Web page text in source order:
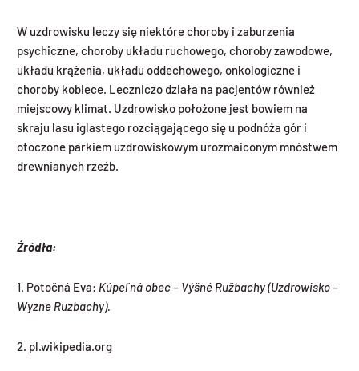
W uzdrowisku leczy się niektóre choroby i zaburzenia
psychiczne, choroby układu ruchowego, choroby zawodowe,
układu krążenia, układu oddechowego, onkologiczne i
choroby kobiece. Leczniczo działa na pacjentów również
miejscowy klimat. Uzdrowisko położone jest bowiem na
skraju lasu iglastego rozciągającego się u podnóża gór i
otoczone parkiem uzdrowiskowym urozmaiconym mnóstwem
drewnianych rzeźb.
Źródła:
1. Potočná Eva: Kúpeľná obec – Výšné Ružbachy (Uzdrowisko –
Wyzne Ruzbachy).
2. pl.wikipedia.org